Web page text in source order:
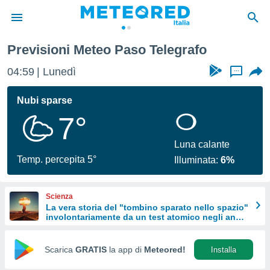
di
per
le
di
Web
Previsioni Meteo Paso Telegrafo
04:59 Lunedì ...
Nubi sparse
7°
Temp. percepita 5°
Luna calante
Illuminata:6%
Scienza
La vera storia del "tombino sparato nello spazio"
involontariamente da un test atomico negli anni
Scarica GRATIS la app di Meteored! Installa